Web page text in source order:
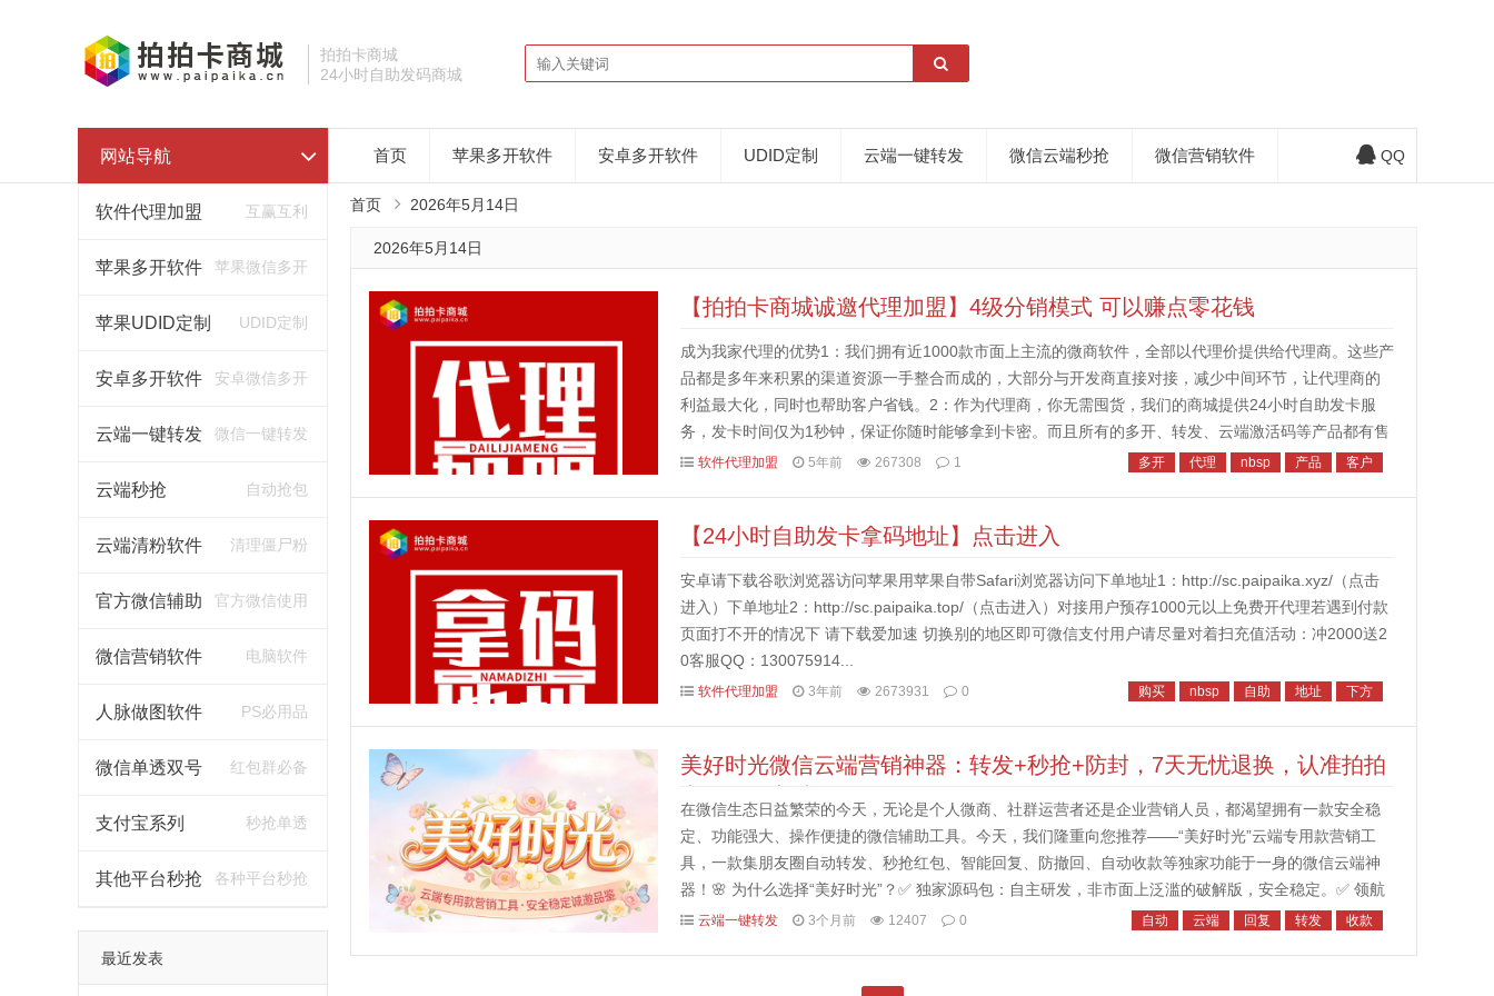
拍拍卡商城
24小时自助发码商城
网站导航
软件代理加盟 互赢互利
苹果多开软件 苹果微信多开
苹果UDID定制 UDID定制
安卓多开软件 安卓微信多开
云端一键转发 微信一键转发
云端秒抢 自动抢包
云端清粉软件 清理僵尸粉
官方微信辅助 官方微信使用
微信营销软件 电脑软件
人脉做图软件 PS必用品
微信单透双号 红包群必备
支付宝系列 秒抢单透
其他平台秒抢 各种平台秒抢
最近发表
首页 苹果多开软件 安卓多开软件 UDID定制 云端一键转发 微信云端秒抢 微信营销软件 QQ
首页 2026年5月14日
2026年5月14日
【拍拍卡商城诚邀代理加盟】4级分销模式 可以赚点零花钱
成为我家代理的优势1：我们拥有近1000款市面上主流的微商软件，全部以代理价提供给代理商。这些产
品都是多年来积累的渠道资源一手整合而成的，大部分与开发商直接对接，减少中间环节，让代理商的
利益最大化，同时也帮助客户省钱。2：作为代理商，你无需囤货，我们的商城提供24小时自助发卡服
务，发卡时间仅为1秒钟，保证你随时能够拿到卡密。而且所有的多开、转发、云端激活码等产品都有售
后服务，无条件封停换新，保障你的权益。3：我们会将你拉进微信代理群，群...
软件代理加盟 5年前 267308 1 多开 代理 nbsp 产品 客户
【24小时自助发卡拿码地址】点击进入
安卓请下载谷歌浏览器访问苹果用苹果自带Safari浏览器访问下单地址1：http://sc.paipaika.xyz/（点击
进入）下单地址2：http://sc.paipaika.top/（点击进入）对接用户预存1000元以上免费开代理若遇到付款
页面打不开的情况下 请下载爱加速 切换别的地区即可微信支付用户请尽量对着扫充值活动：冲2000送2
0客服QQ：130075914...
软件代理加盟 3年前 2673931 0 购买 nbsp 自助 地址 下方
美好时光微信云端营销神器：转发+秒抢+防封，7天无忧退换，认准拍拍
卡激活码商城
在微信生态日益繁荣的今天，无论是个人微商、社群运营者还是企业营销人员，都渴望拥有一款安全稳
定、功能强大、操作便捷的微信辅助工具。今天，我们隆重向您推荐——“美好时光”云端专用款营销工
具，一款集朋友圈自动转发、秒抢红包、智能回复、防撤回、自动收款等独家功能于一身的微信云端神
器！🌸 为什么选择“美好时光”？✅ 独家源码包：自主研发，非市面上泛滥的破解版，安全稳定。✅ 领航
高端产品：持续迭代更新，紧跟微信官方规则，不断优化体验。✅ 云端直登模...
云端一键转发 3个月前 12407 0 自动 云端 回复 转发 收款